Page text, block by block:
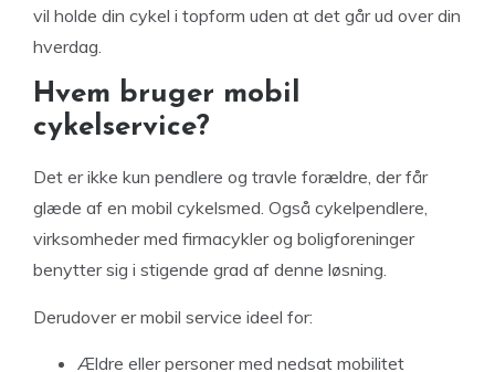
vil holde din cykel i topform uden at det går ud over din
hverdag.
Hvem bruger mobil
cykelservice?
Det er ikke kun pendlere og travle forældre, der får
glæde af en mobil cykelsmed. Også cykelpendlere,
virksomheder med firmacykler og boligforeninger
benytter sig i stigende grad af denne løsning.
Derudover er mobil service ideel for:
Ældre eller personer med nedsat mobilitet